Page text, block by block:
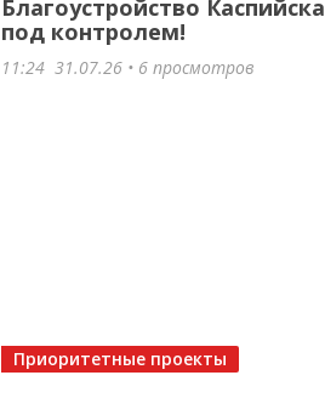
Благоустройство Каспийска
под контролем!
11:24 31.07.26 • 6 просмотров
Приоритетные проекты